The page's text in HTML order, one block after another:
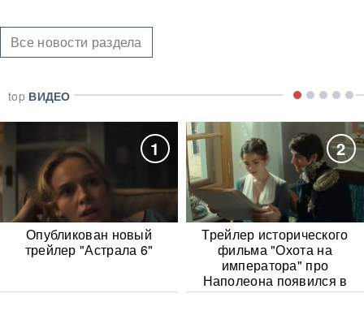
Все новости раздела
top ВИДЕО
1
Опубликован новый
трейлер "Астрала 6"
2
Трейлер исторического
фильма "Охота на
императора" про
Наполеона появился в
Сети